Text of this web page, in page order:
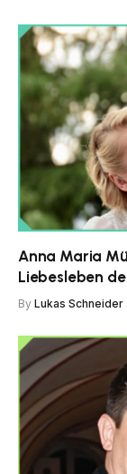
Anna Maria
Liebesleben
By Lukas Schneider